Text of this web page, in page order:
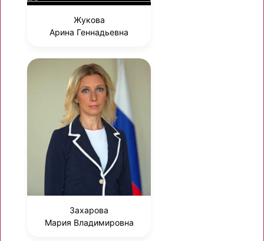
Жукова
Арина Геннадьевна
Захарова
Мария Владимировна